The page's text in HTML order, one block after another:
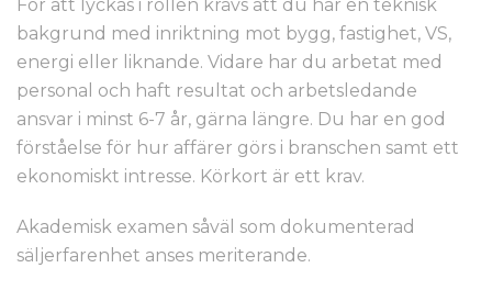
För att lyckas i rollen krävs att du har en teknisk
bakgrund med inriktning mot bygg, fastighet, VS,
energi eller liknande. Vidare har du arbetat med
personal och haft resultat och arbetsledande
ansvar i minst 6-7 år, gärna längre. Du har en god
förståelse för hur affärer görs i branschen samt ett
ekonomiskt intresse. Körkort är ett krav.
Akademisk examen såväl som dokumenterad
säljerfarenhet anses meriterande.